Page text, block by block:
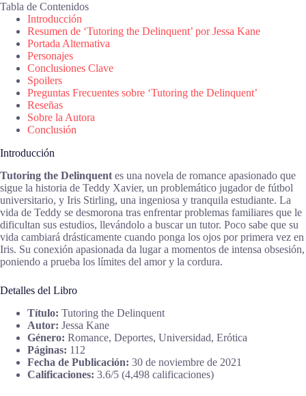
Tabla de Contenidos
Introducción
Resumen de ‘Tutoring the Delinquent’ por Jessa Kane
Portada Alternativa
Personajes
Conclusiones Clave
Spoilers
Preguntas Frecuentes sobre ‘Tutoring the Delinquent’
Reseñas
Sobre la Autora
Conclusión
Introducción
Tutoring the Delinquent es una novela de romance apasionado que
sigue la historia de Teddy Xavier, un problemático jugador de fútbol
universitario, y Iris Stirling, una ingeniosa y tranquila estudiante. La
vida de Teddy se desmorona tras enfrentar problemas familiares que le
dificultan sus estudios, llevándolo a buscar un tutor. Poco sabe que su
vida cambiará drásticamente cuando ponga los ojos por primera vez en
Iris. Su conexión apasionada da lugar a momentos de intensa obsesión,
poniendo a prueba los límites del amor y la cordura.
Detalles del Libro
Título: Tutoring the Delinquent
Autor: Jessa Kane
Género: Romance, Deportes, Universidad, Erótica
Páginas: 112
Fecha de Publicación: 30 de noviembre de 2021
Calificaciones: 3.6/5 (4,498 calificaciones)